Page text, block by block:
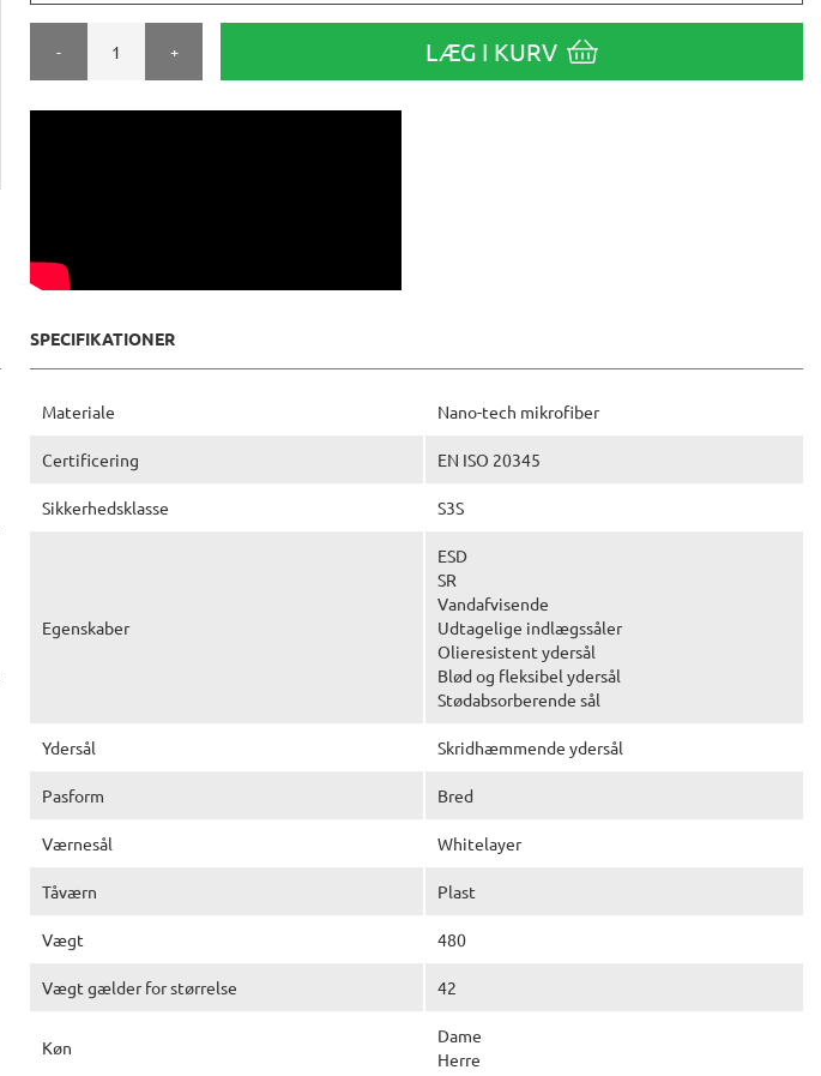
- + LÆG I KURV
SPECIFIKATIONER
Materiale Nano-tech mikrofiber
Certificering EN ISO 20345
Sikkerhedsklasse S3S
Egenskaber
ESD
SR
Vandafvisende
Udtagelige indlægssåler
Olieresistent ydersål
Blød og fleksibel ydersål
Stødabsorberende sål
Ydersål Skridhæmmende ydersål
Pasform Bred
Værnesål Whitelayer
Tåværn Plast
Vægt 480
Vægt gælder for størrelse 42
Køn
Dame
Herre